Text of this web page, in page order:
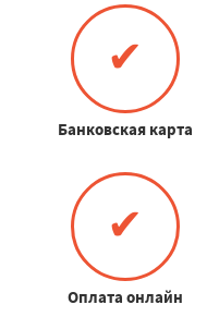
✔
Банковская карта
✔
Оплата онлайн